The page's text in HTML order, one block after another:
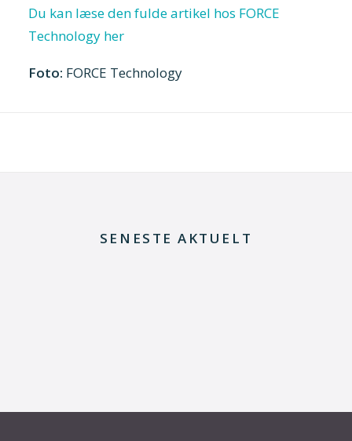
Du kan læse den fulde artikel hos FORCE
Technology her
Foto: FORCE Technology
SENESTE AKTUELT